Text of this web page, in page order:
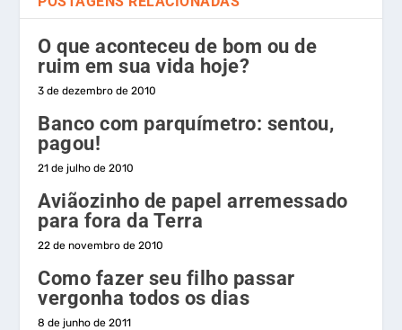
O que aconteceu de bom ou de
ruim em sua vida hoje?
3 de dezembro de 2010
Banco com parquímetro: sentou,
pagou!
21 de julho de 2010
Aviãozinho de papel arremessado
para fora da Terra
22 de novembro de 2010
Como fazer seu filho passar
vergonha todos os dias
8 de junho de 2011